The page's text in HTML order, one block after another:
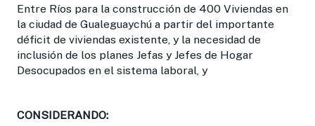
Entre Ríos para la construcción de 400 Viviendas en
la ciudad de Gualeguaychú a partir del importante
déficit de viviendas existente, y la necesidad de
inclusión de los planes Jefas y Jefes de Hogar
Desocupados en el sistema laboral, y
CONSIDERANDO: